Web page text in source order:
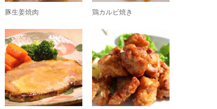
豚生姜焼肉 鶏カルビ焼き